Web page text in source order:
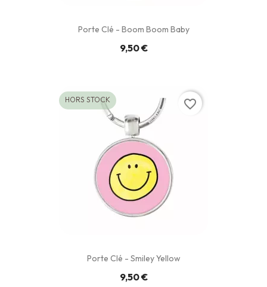
Porte Clé - Boom Boom Baby
9,50 €
Porte Clé - Smiley Yellow
9,50 €
HORS STOCK favorite_border